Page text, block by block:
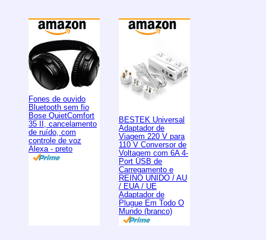
Fones de ouvido
Bluetooth sem fio
Bose QuietComfort
35 II, cancelamento
de ruído, com
controle de voz
Alexa - preto
BESTEK Universal
Adaptador de
Viagem 220 V para
110 V Conversor de
Voltagem com 6A 4-
Port USB de
Carregamento e
REINO UNIDO / AU
/ EUA / UE
Adaptador de
Plugue Em Todo O
Mundo (branco)